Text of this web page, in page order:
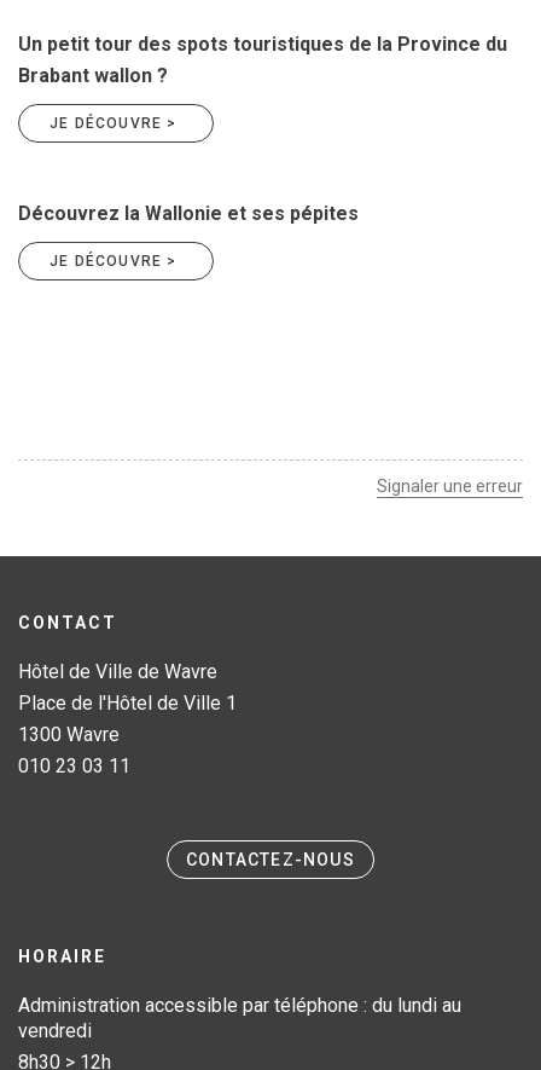
Un petit tour des spots touristiques de la Province du
Brabant wallon ?
JE DÉCOUVRE >
Découvrez la Wallonie et ses pépites
JE DÉCOUVRE >
Signaler une erreur
CONTACT
Hôtel de Ville de Wavre
Place de l'Hôtel de Ville 1
1300 Wavre
010 23 03 11
CONTACTEZ-NOUS
HORAIRE
Administration accessible par téléphone : du lundi au
vendredi
8h30 > 12h